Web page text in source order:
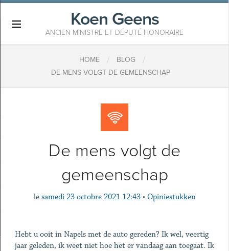
Koen Geens
ANCIEN MINISTRE ET DÉPUTÉ HONORAIRE
HOME / BLOG /
DE MENS VOLGT DE GEMEENSCHAP
De mens volgt de
gemeenschap
le samedi 23 octobre 2021 12:43 • Opiniestukken
Hebt u ooit in Napels met de auto gereden? Ik wel, veertig
jaar geleden, ik weet niet hoe het er vandaag aan toegaat. Ik